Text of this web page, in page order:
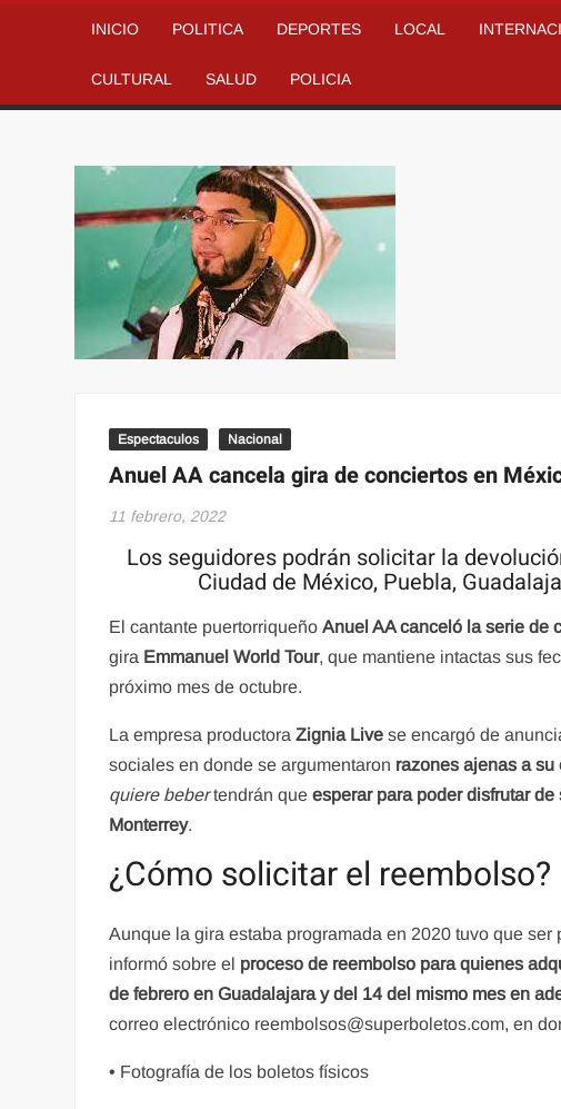
INICIO POLITICA DEPORTES LOCAL
CULTURAL SALUD POLICIA
Espectaculos Nacional
Anuel AA cancela gira de conciertos en
11 febrero, 2022
Los seguidores podrán solicitar la
Ciudad de México, Puebla,
El cantante puertorriqueñoAnuel AA canceló la serie de
gira Emmanuel World Tour, que mantiene intactas sus
próximo mes de octubre.
La empresa productoraZignia Live se encargó de
sociales en donde se argumentaron razones ajenas a su
quiere bebertendrán queesperar para poder disfrutar
Monterrey.
¿Cómo solicitar el reembolso?
Aunque la gira estaba programada en 2020 tuvo que
informó sobre el proceso de reembolso para quienes
de febrero en Guadalajara y del 14 del mismo mes en
correo electrónico reembolsos@superboletos.com, en
• Fotografía de los boletos físicos